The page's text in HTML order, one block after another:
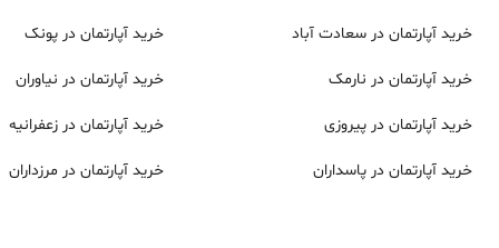
خرید آپارتمان در سعادت آباد
خرید آپارتمان در نارمک
خرید آپارتمان در پیروزی
خرید آپارتمان در پاسداران
خرید آپارتمان درپونک
خرید آپارتمان در نیاوران
خرید آپارتمان درزعفرانیه
خرید آپارتمان درمرزداران